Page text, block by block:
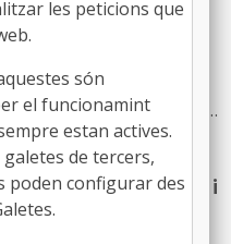
de juliol, per la qual es
per a la concessió
competitiva, a
cultural (ref. BDNS
mesures laborals i
les persones
les peticions que
són
el funcionamint
estan actives.
de tercers,
poden configurar des